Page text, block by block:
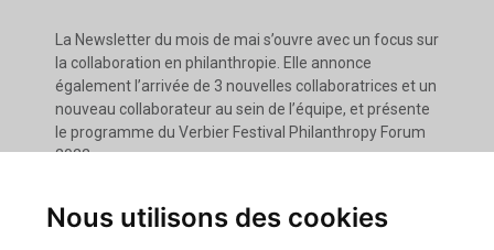
Nous utilisons des cookies
La Newsletter du mois de mai s’ouvre avec un focus sur
la collaboration en philanthropie. Elle annonce
également l’arrivée de 3 nouvelles collaboratrices et un
nouveau collaborateur au sein de l’équipe, et présente
le programme du Verbier Festival Philanthropy Forum
2022.
Lire la newsletter